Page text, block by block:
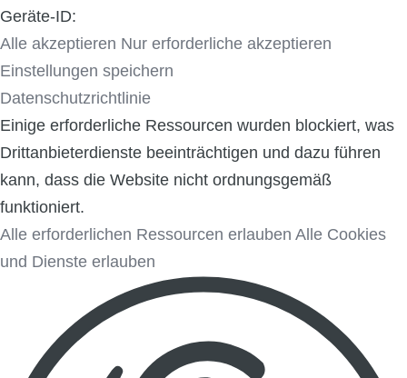
Geräte-ID:
Alle akzeptieren Nur erforderliche akzeptieren
Einstellungen speichern
Datenschutzrichtlinie
Einige erforderliche Ressourcen wurden blockiert, was
Drittanbieterdienste beeinträchtigen und dazu führen
kann, dass die Website nicht ordnungsgemäß
funktioniert.
Alle erforderlichen Ressourcen erlauben Alle Cookies
und Dienste erlauben